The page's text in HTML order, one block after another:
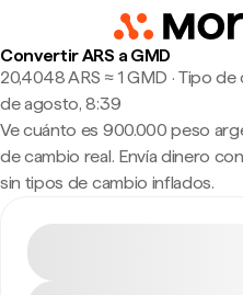
Convertir ARS a GMD
20,4048 ARS ≈ 1 GMD · Tipo
de agosto, 8:39
Ve cuánto es 900.000 peso
de cambio real. Envía dinero
sin tipos de cambio inflados.